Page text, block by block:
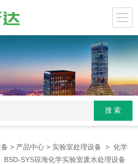
> 产品中心 > 实验室处理设备 >化学
BSD-SYS琼海化学实验室废水处理设备